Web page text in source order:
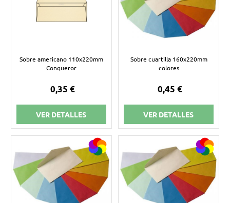
Sobre americano 110x220mm
Conqueror
0,35 €
VER DETALLES
Sobre cuartilla 160x220mm
colores
0,45 €
VER DETALLES